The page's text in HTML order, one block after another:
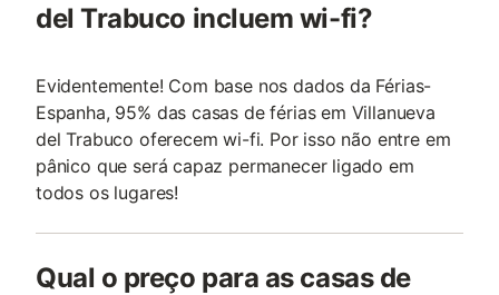
del Trabuco incluem wi-fi?
Evidentemente! Com base nos dados da Férias-
Espanha, 95% das casas de férias em Villanueva
del Trabuco oferecem wi-fi. Por isso não entre em
pânico que será capaz permanecer ligado em
todos os lugares!
Qual o preço para as casas de